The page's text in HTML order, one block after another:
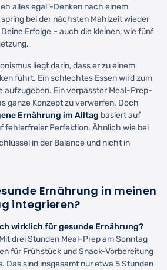
alles egal"-Denken nach einem
bei der nächsten Mahlzeit wieder
Erfolge – auch die kleinen, wie fünf
liegt darin, dass er zu einem
führt. Ein schlechtes Essen wird zum
aufzugeben. Ein verpasster Meal-Prep-
ganze Konzept zu verwerfen. Doch
Ernährung im Alltag basiert auf
fehlerfreier Perfektion. Ähnlich wie bei
in der Balance und nicht in
Ernährung in meinen
integrieren?
wirklich für gesunde Ernährung?
drei Stunden Meal-Prep am Sonntag
für Frühstück und Snack-Vorbereitung
Das sind insgesamt nur etwa 5 Stunden